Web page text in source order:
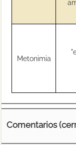
Metonimia
Comentarios